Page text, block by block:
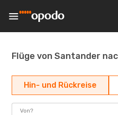
Flüge von Santander
Hin- und Rückreise
Von?